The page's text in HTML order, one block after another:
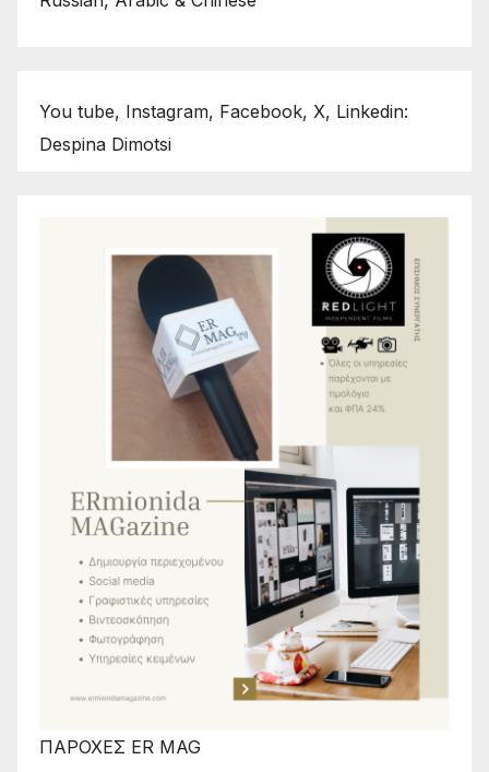
You tube, Instagram, Facebook, X, Linkedin:
Despina Dimotsi
ΠΑΡΟΧΕΣ ER MAG